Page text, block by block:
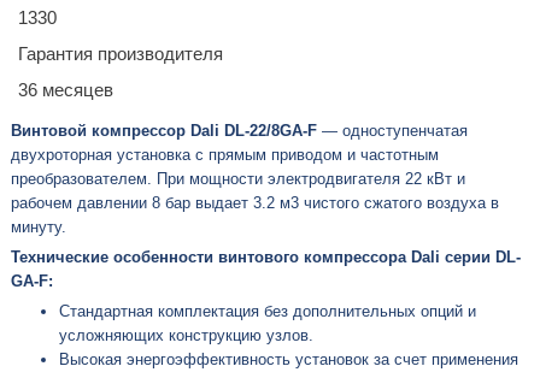
1330
Гарантия производителя
36 месяцев
Винтовой компрессор Dali DL-22/8GA-F— одноступенчатая
двухроторная установка с прямым приводом и частотным
преобразователем. При мощности электродвигателя 22 кВт и
рабочем давлении 8 бар выдает 3.2 м3 чистого сжатого воздуха в
минуту.
Технические особенности винтового компрессора Dali серии DL-
GA-F:
Стандартная комплектация без дополнительных опций и
усложняющих конструкцию узлов.
Высокая энергоэффективность установок за счет применения